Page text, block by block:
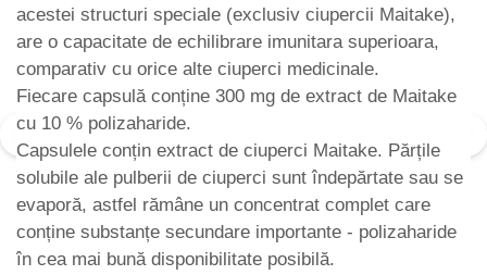
acestei structuri speciale (exclusiv ciupercii Maitake),
are o capacitate de echilibrare imunitara superioara,
comparativ cu orice alte ciuperci medicinale.
Fiecare capsulă conține 300 mg de extract de Maitake
cu 10 % polizaharide.
Capsulele conțin extract de ciuperci Maitake. Părțile
solubile ale pulberii de ciuperci sunt îndepărtate sau se
evaporă, astfel rămâne un concentrat complet care
conține substanțe secundare importante - polizaharide
în cea mai bună disponibilitate posibilă.